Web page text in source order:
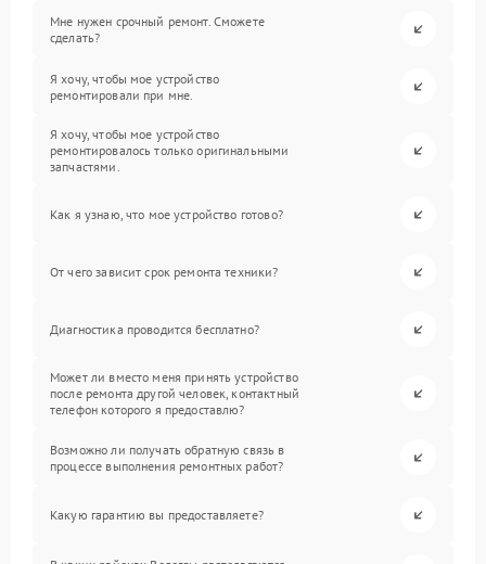
Мне нужен срочный ремонт. Сможете
сделать?
Я хочу, чтобы мое устройство
ремонтировали при мне.
Я хочу, чтобы мое устройство
ремонтировалось только оригинальными
запчастями.
Как я узнаю, что мое устройство готово?
От чего зависит срок ремонта техники?
Диагностика проводится бесплатно?
Может ли вместо меня принять устройство
после ремонта другой человек, контактный
телефон которого я предоставлю?
Возможно ли получать обратную связь в
процессе выполнения ремонтных работ?
Какую гарантию вы предоставляете?